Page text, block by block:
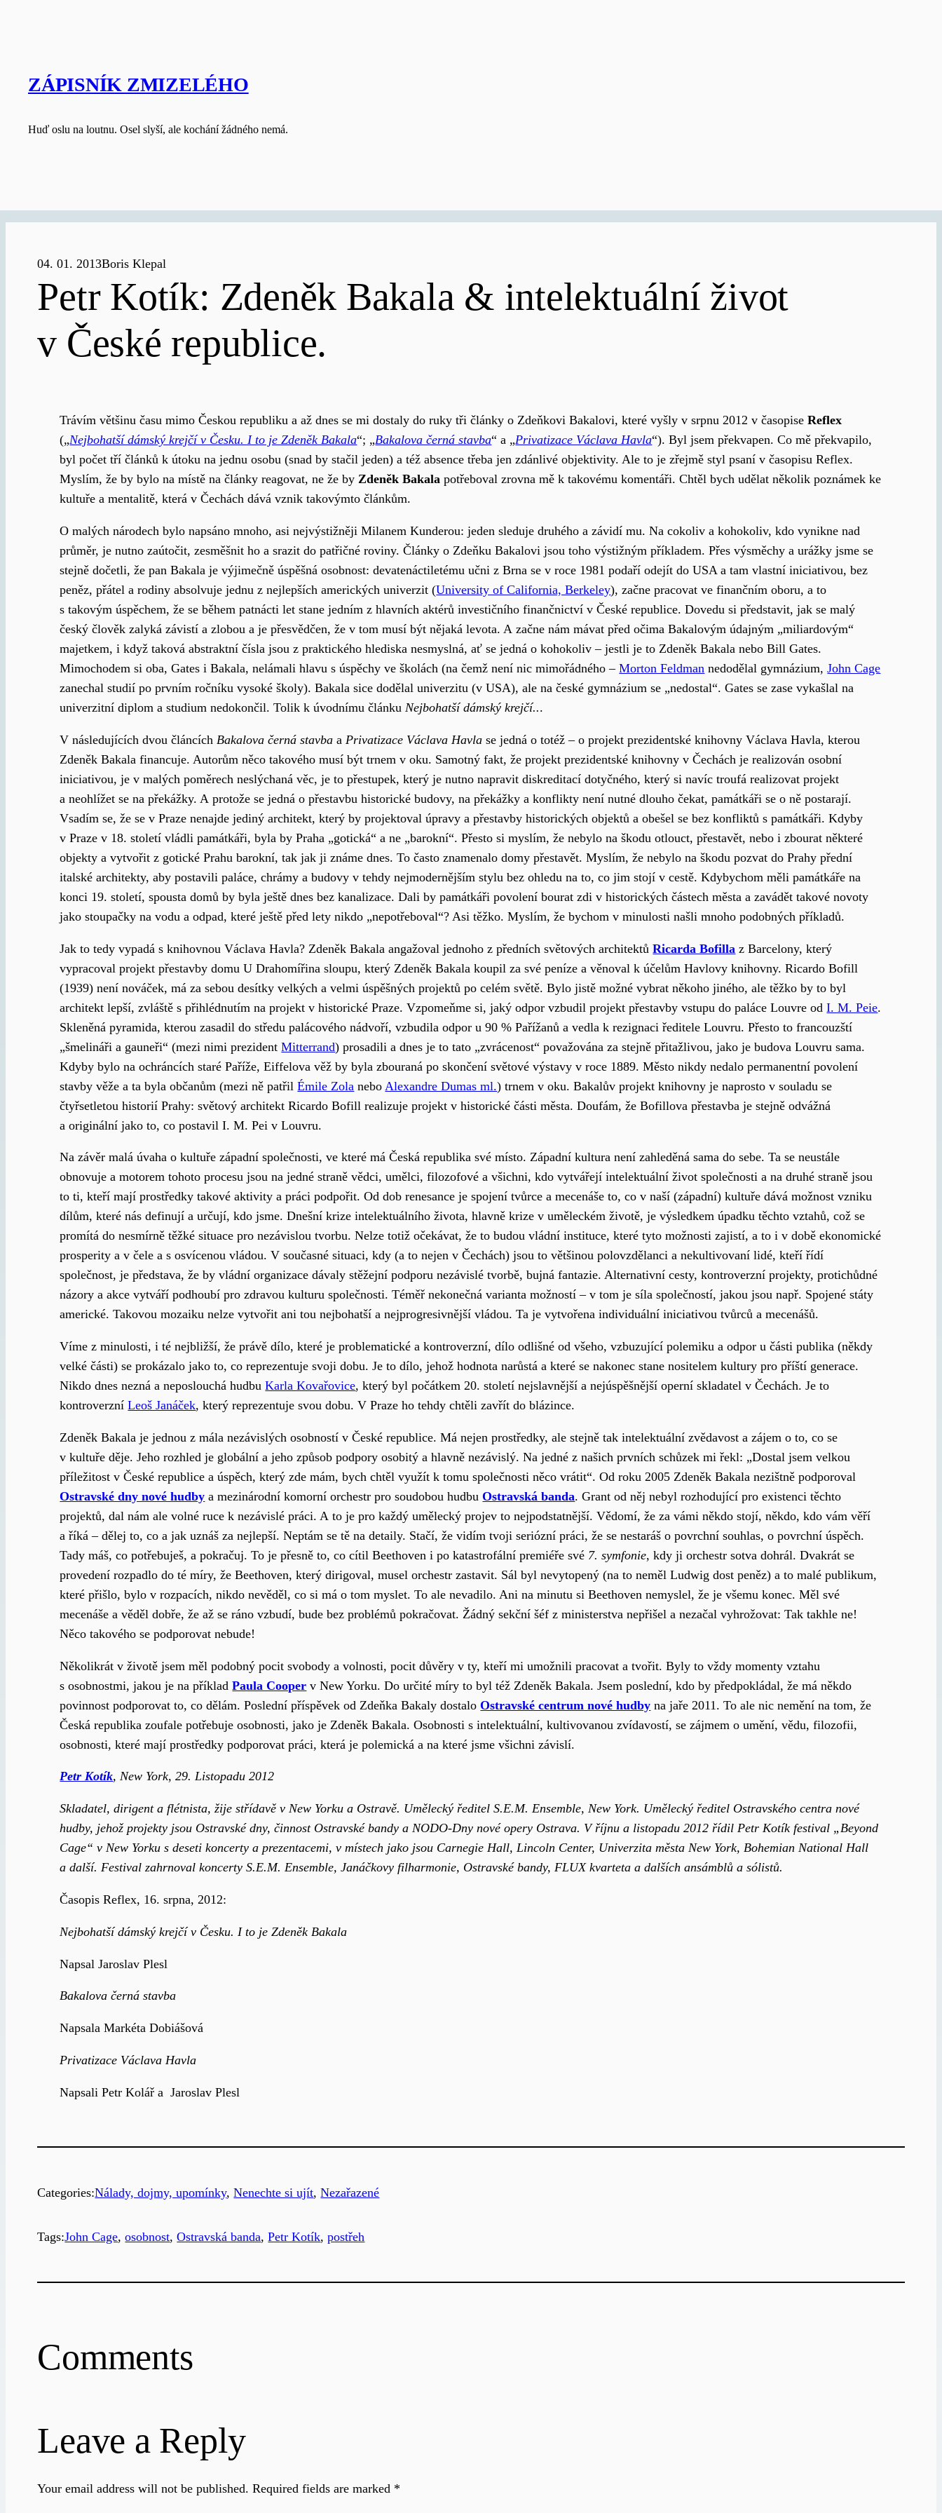
ZÁPISNÍK ZMIZELÉHO
Huď oslu na loutnu. Osel slyší, ale kochání žádného nemá.
04. 01. 2013Boris Klepal
Petr Kotík: Zdeněk Bakala & intelektuální život
v České republice.
Trávím většinu času mimo Českou republiku a až dnes se mi dostaly do ruky tři články o Zdeňkovi Bakalovi, které vyšly v srpnu 2012 v časopiseReflex
(„Nejbohatší dámský krejčí v Česku. I to je Zdeněk Bakala“; „Bakalova černá stavba“ a „Privatizace Václava Havla“). Byl jsem překvapen. Co mě překvapilo,
byl počet tří článků k útoku na jednu osobu (snad by stačil jeden) a též absence třeba jen zdánlivé objektivity. Ale to je zřejmě styl psaní v časopisu Reflex.
Myslím, že by bylo na místě na články reagovat, ne že byZdeněk Bakala potřeboval zrovna mě k takovému komentáři. Chtěl bych udělat několik poznámek ke
kultuře a mentalitě, která v Čechách dává vznik takovýmto článkům.
O malých národech bylo napsáno mnoho, asi nejvýstižněji Milanem Kunderou: jeden sleduje druhého a závidí mu. Na cokoliv a kohokoliv, kdo vynikne nad
průměr, je nutno zaútočit, zesměšnit ho a srazit do patřičné roviny. Články o Zdeňku Bakalovi jsou toho výstižným příkladem. Přes výsměchy a urážky jsme se
stejně dočetli, že pan Bakala je výjimečně úspěšná osobnost: devatenáctiletému učni z Brna se v roce 1981 podaří odejít do USA a tam vlastní iniciativou, bez
peněz, přátel a rodiny absolvuje jednu z nejlepších amerických univerzit (University of California, Berkeley), začne pracovat ve finančním oboru, a to
s takovým úspěchem, že se během patnácti let stane jedním z hlavních aktérů investičního finančnictví v České republice. Dovedu si představit, jak se malý
český člověk zalyká závistí a zlobou a je přesvědčen, že v tom musí být nějaká levota. A začne nám mávat před očima Bakalovým údajným „miliardovým“
majetkem, i když taková abstraktní čísla jsou z praktického hlediska nesmyslná, ať se jedná o kohokoliv – jestli je to Zdeněk Bakala nebo Bill Gates.
Mimochodem si oba, Gates i Bakala, nelámali hlavu s úspěchy ve školách (na čemž není nic mimořádného –Morton Feldman nedodělal gymnázium,John Cage
zanechal studií po prvním ročníku vysoké školy). Bakala sice dodělal univerzitu (v USA), ale na české gymnázium se „nedostal“. Gates se zase vykašlal na
univerzitní diplom a studium nedokončil. Tolik k úvodnímu článku Nejbohatší dámský krejčí...
V následujících dvou článcích Bakalova černá stavba a Privatizace Václava Havla se jedná o totéž – o projekt prezidentské knihovny Václava Havla, kterou
Zdeněk Bakala financuje. Autorům něco takového musí být trnem v oku. Samotný fakt, že projekt prezidentské knihovny v Čechách je realizován osobní
iniciativou, je v malých poměrech neslýchaná věc, je to přestupek, který je nutno napravit diskreditací dotyčného, který si navíc troufá realizovat projekt
a neohlížet se na překážky. A protože se jedná o přestavbu historické budovy, na překážky a konflikty není nutné dlouho čekat, památkáři se o ně postarají.
Vsadím se, že se v Praze nenajde jediný architekt, který by projektoval úpravy a přestavby historických objektů a obešel se bez konfliktů s památkáři. Kdyby
v Praze v 18. století vládli památkáři, byla by Praha „gotická“ a ne „barokní“. Přesto si myslím, že nebylo na škodu otlouct, přestavět, nebo i zbourat některé
objekty a vytvořit z gotické Prahu barokní, tak jak ji známe dnes. To často znamenalo domy přestavět. Myslím, že nebylo na škodu pozvat do Prahy přední
italské architekty, aby postavili paláce, chrámy a budovy v tehdy nejmodernějším stylu bez ohledu na to, co jim stojí v cestě. Kdybychom měli památkáře na
konci 19. století, spousta domů by byla ještě dnes bez kanalizace. Dali by památkáři povolení bourat zdi v historických částech města a zavádět takové novoty
jako stoupačky na vodu a odpad, které ještě před lety nikdo „nepotřeboval“? Asi těžko. Myslím, že bychom v minulosti našli mnoho podobných příkladů.
Jak to tedy vypadá s knihovnou Václava Havla? Zdeněk Bakala angažoval jednoho z předních světových architektůRicarda Bofilla z Barcelony, který
vypracoval projekt přestavby domu U Drahomířina sloupu, který Zdeněk Bakala koupil za své peníze a věnoval k účelům Havlovy knihovny. Ricardo Bofill
(1939) není nováček, má za sebou desítky velkých a velmi úspěšných projektů po celém světě. Bylo jistě možné vybrat někoho jiného, ale těžko by to byl
architekt lepší, zvláště s přihlédnutím na projekt v historické Praze. Vzpomeňme si, jaký odpor vzbudil projekt přestavby vstupu do paláce Louvre odI. M. Peie.
Skleněná pyramida, kterou zasadil do středu palácového nádvoří, vzbudila odpor u 90 % Pařížanů a vedla k rezignaci ředitele Louvru. Přesto to francouzští
„šmelináři a gauneři“ (mezi nimi prezidentMitterrand) prosadili a dnes je to tato „zvrácenost“ považována za stejně přitažlivou, jako je budova Louvru sama.
Kdyby bylo na ochráncích staré Paříže, Eiffelova věž by byla zbouraná po skončení světové výstavy v roce 1889. Město nikdy nedalo permanentní povolení
stavby věže a ta byla občanům (mezi ně patřilÉmile Zola nebo Alexandre Dumas ml.) trnem v oku. Bakalův projekt knihovny je naprosto v souladu se
čtyřsetletou historií Prahy: světový architekt Ricardo Bofill realizuje projekt v historické části města. Doufám, že Bofillova přestavba je stejně odvážná
a originální jako to, co postavil I. M. Pei v Louvru.
Na závěr malá úvaha o kultuře západní společnosti, ve které má Česká republika své místo. Západní kultura není zahleděná sama do sebe. Ta se neustále
obnovuje a motorem tohoto procesu jsou na jedné straně vědci, umělci, filozofové a všichni, kdo vytvářejí intelektuální život společnosti a na druhé straně jsou
to ti, kteří mají prostředky takové aktivity a práci podpořit. Od dob renesance je spojení tvůrce a mecenáše to, co v naší (západní) kultuře dává možnost vzniku
dílům, které nás definují a určují, kdo jsme. Dnešní krize intelektuálního života, hlavně krize v uměleckém životě, je výsledkem úpadku těchto vztahů, což se
promítá do nesmírně těžké situace pro nezávislou tvorbu. Nelze totiž očekávat, že to budou vládní instituce, které tyto možnosti zajistí, a to i v době ekonomické
prosperity a v čele a s osvícenou vládou. V současné situaci, kdy (a to nejen v Čechách) jsou to většinou polovzdělanci a nekultivovaní lidé, kteří řídí
společnost, je představa, že by vládní organizace dávaly stěžejní podporu nezávislé tvorbě, bujná fantazie. Alternativní cesty, kontroverzní projekty, protichůdné
názory a akce vytváří podhoubí pro zdravou kulturu společnosti. Téměř nekonečná varianta možností – v tom je síla společností, jakou jsou např. Spojené státy
americké. Takovou mozaiku nelze vytvořit ani tou nejbohatší a nejprogresivnější vládou. Ta je vytvořena individuální iniciativou tvůrců a mecenášů.
Víme z minulosti, i té nejbližší, že právě dílo, které je problematické a kontroverzní, dílo odlišné od všeho, vzbuzující polemiku a odpor u části publika (někdy
velké části) se prokázalo jako to, co reprezentuje svoji dobu. Je to dílo, jehož hodnota narůstá a které se nakonec stane nositelem kultury pro příští generace.
Nikdo dnes nezná a neposlouchá hudbuKarla Kovařovice, který byl počátkem 20. století nejslavnější a nejúspěšnější operní skladatel v Čechách. Je to
kontroverzníLeoš Janáček, který reprezentuje svou dobu. V Praze ho tehdy chtěli zavřít do blázince.
Zdeněk Bakala je jednou z mála nezávislých osobností v České republice. Má nejen prostředky, ale stejně tak intelektuální zvědavost a zájem o to, co se
v kultuře děje. Jeho rozhled je globální a jeho způsob podpory osobitý a hlavně nezávislý. Na jedné z našich prvních schůzek mi řekl: „Dostal jsem velkou
příležitost v České republice a úspěch, který zde mám, bych chtěl využít k tomu společnosti něco vrátit“. Od roku 2005 Zdeněk Bakala nezištně podporoval
Ostravské dny nové hudby a mezinárodní komorní orchestr pro soudobou hudbuOstravská banda. Grant od něj nebyl rozhodující pro existenci těchto
projektů, dal nám ale volné ruce k nezávislé práci. A to je pro každý umělecký projev to nejpodstatnější. Vědomí, že za vámi někdo stojí, někdo, kdo vám věří
a říká – dělej to, co a jak uznáš za nejlepší. Neptám se tě na detaily. Stačí, že vidím tvoji seriózní práci, že se nestaráš o povrchní souhlas, o povrchní úspěch.
Tady máš, co potřebuješ, a pokračuj. To je přesně to, co cítil Beethoven i po katastrofální premiéře své 7. symfonie, kdy ji orchestr sotva dohrál. Dvakrát se
provedení rozpadlo do té míry, že Beethoven, který dirigoval, musel orchestr zastavit. Sál byl nevytopený (na to neměl Ludwig dost peněz) a to malé publikum,
které přišlo, bylo v rozpacích, nikdo nevěděl, co si má o tom myslet. To ale nevadilo. Ani na minutu si Beethoven nemyslel, že je všemu konec. Měl své
mecenáše a věděl dobře, že až se ráno vzbudí, bude bez problémů pokračovat. Žádný sekční šéf z ministerstva nepřišel a nezačal vyhrožovat: Tak takhle ne!
Něco takového se podporovat nebude!
Několikrát v životě jsem měl podobný pocit svobody a volnosti, pocit důvěry v ty, kteří mi umožnili pracovat a tvořit. Byly to vždy momenty vztahu
s osobnostmi, jakou je na příkladPaula Cooper v New Yorku. Do určité míry to byl též Zdeněk Bakala. Jsem poslední, kdo by předpokládal, že má někdo
povinnost podporovat to, co dělám. Poslední příspěvek od Zdeňka Bakaly dostaloOstravské centrum nové hudby na jaře 2011. To ale nic nemění na tom, že
Česká republika zoufale potřebuje osobnosti, jako je Zdeněk Bakala. Osobnosti s intelektuální, kultivovanou zvídavostí, se zájmem o umění, vědu, filozofii,
osobnosti, které mají prostředky podporovat práci, která je polemická a na které jsme všichni závislí.
Petr Kotík, New York, 29. Listopadu 2012
Skladatel, dirigent a flétnista, žije střídavě v New Yorku a Ostravě. Umělecký ředitel S.E.M. Ensemble, New York. Umělecký ředitel Ostravského centra nové
hudby, jehož projekty jsou Ostravské dny, činnost Ostravské bandy a NODO-Dny nové opery Ostrava. V říjnu a listopadu 2012 řídil Petr Kotík festival „Beyond
Cage“ v New Yorku s deseti koncerty a prezentacemi, v místech jako jsou Carnegie Hall, Lincoln Center, Univerzita města New York, Bohemian National Hall
a další. Festival zahrnoval koncerty S.E.M. Ensemble, Janáčkovy filharmonie, Ostravské bandy, FLUX kvarteta a dalších ansámblů a sólistů.
Časopis Reflex, 16. srpna, 2012:
Nejbohatší dámský krejčí v Česku. I to je Zdeněk Bakala
Napsal Jaroslav Plesl
Bakalova černá stavba
Napsala Markéta Dobiášová
Privatizace Václava Havla
Napsali Petr Kolář a Jaroslav Plesl
Categories:Nálady, dojmy, upomínky, Nenechte si ujít, Nezařazené
Tags:John Cage, osobnost, Ostravská banda, Petr Kotík, postřeh
Comments
Leave a Reply
Your email address will not be published. Required fields are marked *